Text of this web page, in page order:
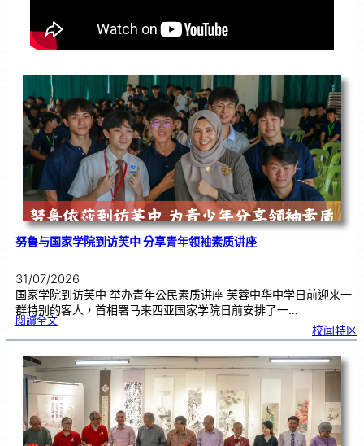
努鲁与国家学院到访芙中 分享青年领袖素质讲座
31/07/2026
国家学院到访芙中 举办青年公民素质讲座 芙蓉中华中学日前迎来一
群特别的客人，首相署马来西亚国家学院日前安排了一…
閱讀全文:努
国
学
院
到
访
中
分
享
青
年
领
袖
素
质
讲
座
校闻特区